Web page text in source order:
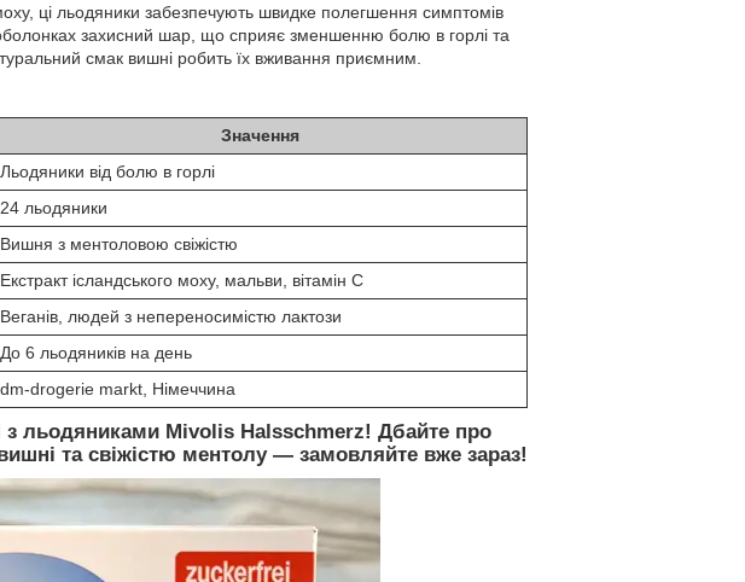
ці льодяники забезпечують швидке полегшення симптомів
захисний шар, що сприяє зменшенню болю в горлі та
смак вишні робить їх вживання приємним.
Значення
Льодяники від болю в горлі
24 льодяники
Вишня з ментоловою свіжістю
Екстракт ісландського моху, мальви, вітамін C
Веганів, людей з непереносимістю лактози
До 6 льодяників на день
dm-drogerie markt, Німеччина
з льодяниками Mivolis Halsschmerz! Дбайте про
та свіжістю ментолу — замовляйте вже зараз!